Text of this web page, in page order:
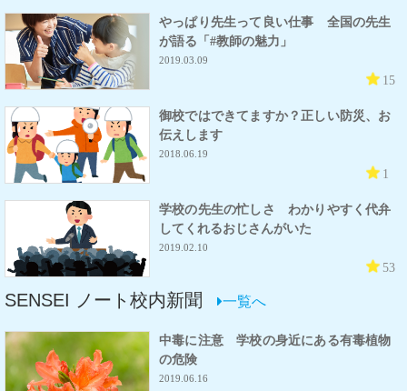
やっぱり先生って良い仕事 全国の先生
が語る「#教師の魅力」
2019.03.09
15
御校ではできてますか？正しい防災、お
伝えします
2018.06.19
1
学校の先生の忙しさ わかりやすく代弁
してくれるおじさんがいた
2019.02.10
53
SENSEI ノート校内新聞 一覧へ
中毒に注意 学校の身近にある有毒植物
の危険
2019.06.16